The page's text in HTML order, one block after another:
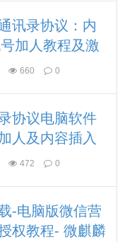
讯录协议：内
加人教程及激
660 0
协议电脑软件
人及内容插入
472 0
-电脑版微信营
权教程- 微麒麟